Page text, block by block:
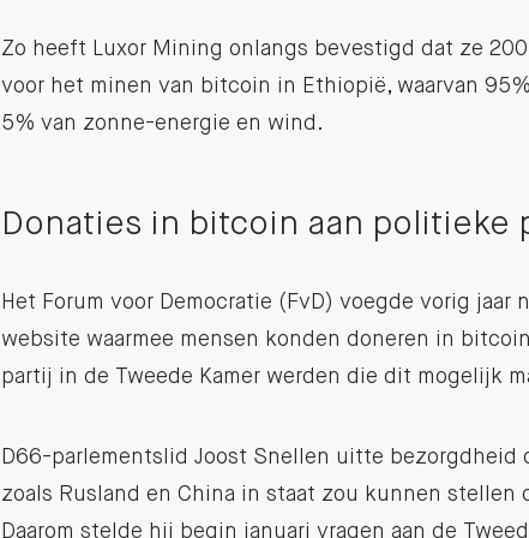
Zo heeft Luxor Mining onlangs bevestigd dat ze
voor het minen van bitcoin in Ethiopië, waarvan
5% van zonne-energie en wind.
Donaties in bitcoin aan politieke
Het Forum voor Democratie (FvD) voegde vorig jaar
website waarmee mensen konden doneren in
partij in de Tweede Kamer werden die dit mogelijk
D66-parlementslid Joost Snellen uitte
zoals Rusland en China in staat zou kunnen
Daarom stelde hij begin januari vragen aan de